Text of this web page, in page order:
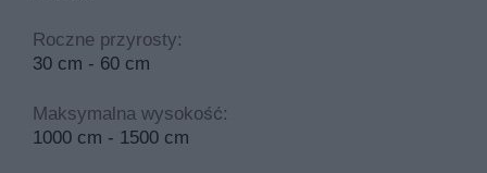
Roczne przyrosty:
30 cm - 60 cm
Maksymalna wysokość:
1000 cm - 1500 cm